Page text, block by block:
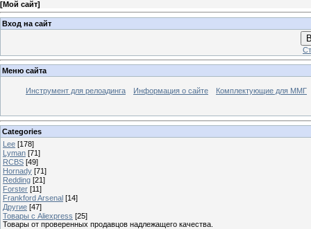
[Мой сайт]
Вход на сайт
Меню сайта
Инструмент для релоадинга Информация о сайте Комплектующие для ММГ
Categories
Lee [178]
Lyman [71]
RCBS [49]
Hornady [71]
Redding [21]
Forster [11]
Frankford Arsenal [14]
Другие [47]
Товары с Aliexpress [25]
Товары от проверенных продавцов надлежащего качества.